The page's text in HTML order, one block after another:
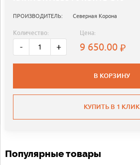
ПРОИЗВОДИТЕЛЬ: Северная Корона
Количество:
- +
Цена:
9 650.00
В КОРЗИНУ
КУПИТЬ В 1 КЛИК
Популярные товары